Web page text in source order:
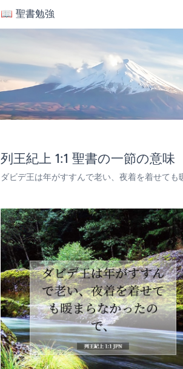
📖 聖書勉強
列王紀上 1:1 聖書の一節の意味
ダビデ王は年がすすんで老い、夜着を着せても